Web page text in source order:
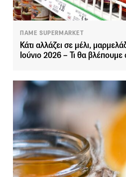
ΠΑΜΕ SUPERMARKET
Κάτι αλλάζει σε μέλι,
Ιούνιο 2026 – Τι θα βλέπουμε